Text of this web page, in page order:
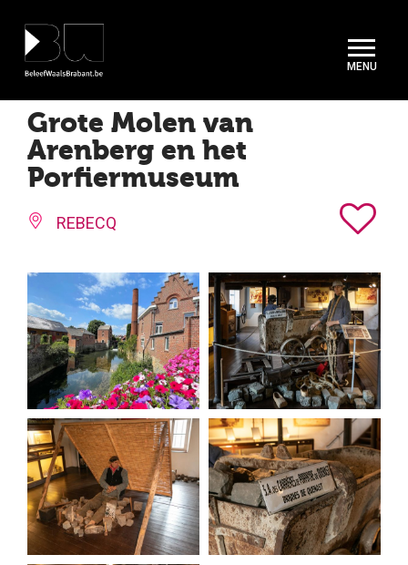
Grote Molen van
Arenberg en het
Porfiermuseum
REBECQ